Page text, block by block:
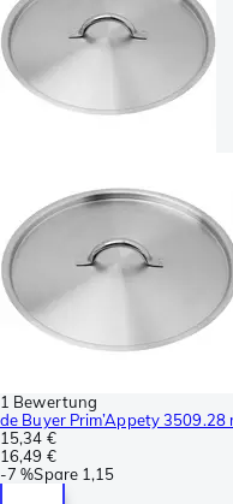
1 Bewertung
de Buyer Prim’Appety
15,34 €
16,49 €
-7 %Spare 1,15